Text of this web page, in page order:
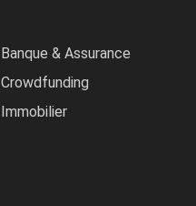
Banque & Assurance
Crowdfunding
Immobilier